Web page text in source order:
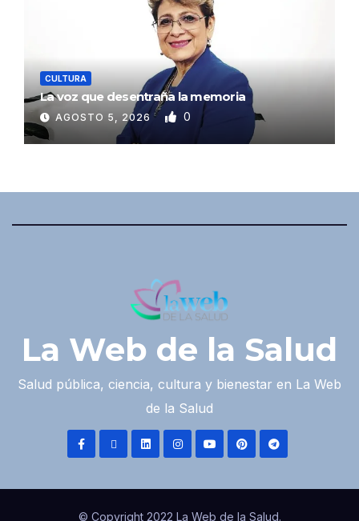
CULTURA
La voz que desentraña la memoria
AGOSTO 5, 2026 0
La Web de la Salud
Salud pública, ciencia, cultura y bienestar en La Web
de la Salud
© Copyright 2022 La Web de la Salud.